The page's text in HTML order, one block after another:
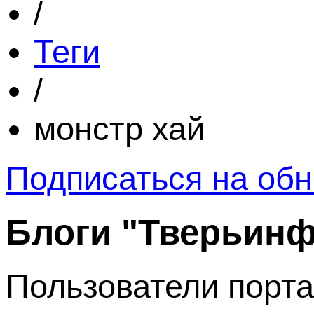
/
Теги
/
монстр хай
Подписаться на
Блоги
Пользователи